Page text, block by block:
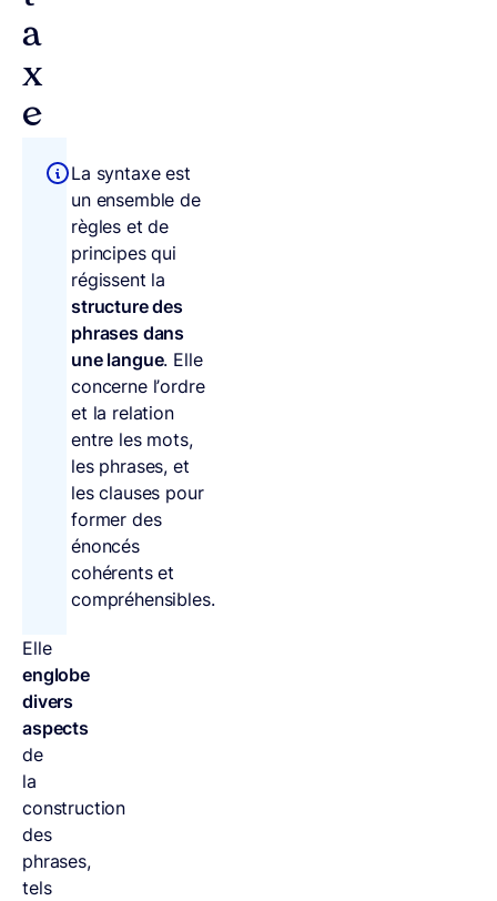
a
x
e
La syntaxe est
un ensemble de
règles et de
principes qui
régissent la
structure des
phrases dans
une langue. Elle
concerne l’ordre
et la relation
entre les mots,
les phrases, et
les clauses pour
former des
énoncés
cohérents et
compréhensibles.
Elle
englobe
divers
aspects
de
la
construction
des
phrases,
tels